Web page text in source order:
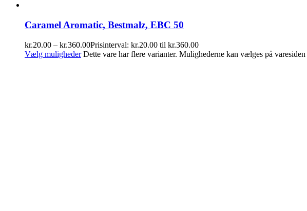
Caramel Aromatic, Bestmalz, EBC 50
kr.20.00 – kr.360.00Prisinterval: kr.20.00 til kr.360.00
Vælg muligheder Dette vare har flere varianter. Mulighederne kan vælges på varesiden